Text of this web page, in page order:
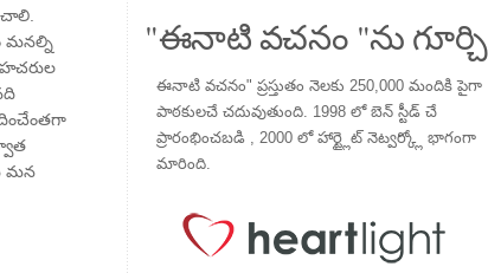
మనల్ని
మన
"ఈనాటి వచనం "ను గూర్చి
ఈనాటి వచనం" ప్రస్తుతం నెలకు 250,000 మందికి పైగా
పాఠకులచే చదువుతుంది. 1998 లో బెన్ స్టీడ్ చే
ప్రారంభించబడి , 2000 లో హార్ట్లైట్ నెట్వర్క్లో భాగంగా
మారింది.